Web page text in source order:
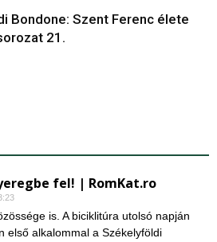
Bondone: Szent Ferenc élete
21.
fel! | RomKat.ro
is. A biciklitúra utolsó napján
első alkalommal a Székelyföldi